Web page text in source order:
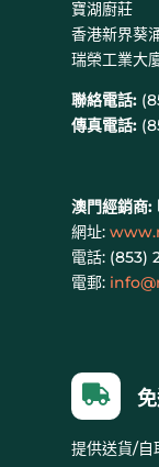
寶湖廚莊
香港新界葵
瑞榮工業大
聯絡電話:
傳真電話:
澳門經銷商:
網址:
電話: (853)
電郵:

提供送貨/自